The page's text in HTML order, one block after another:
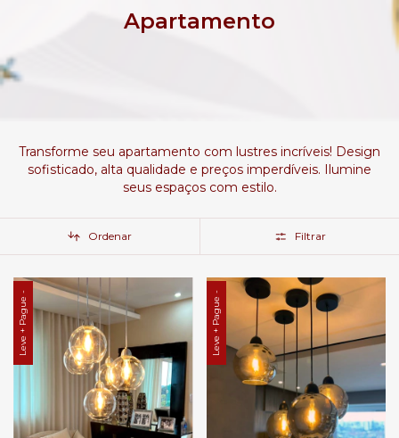
Apartamento
Transforme seu apartamento com lustres incríveis! Design
sofisticado, alta qualidade e preços imperdíveis. Ilumine
seus espaços com estilo.
Ordenar Filtrar
Leve + Pague - Leve + Pague -